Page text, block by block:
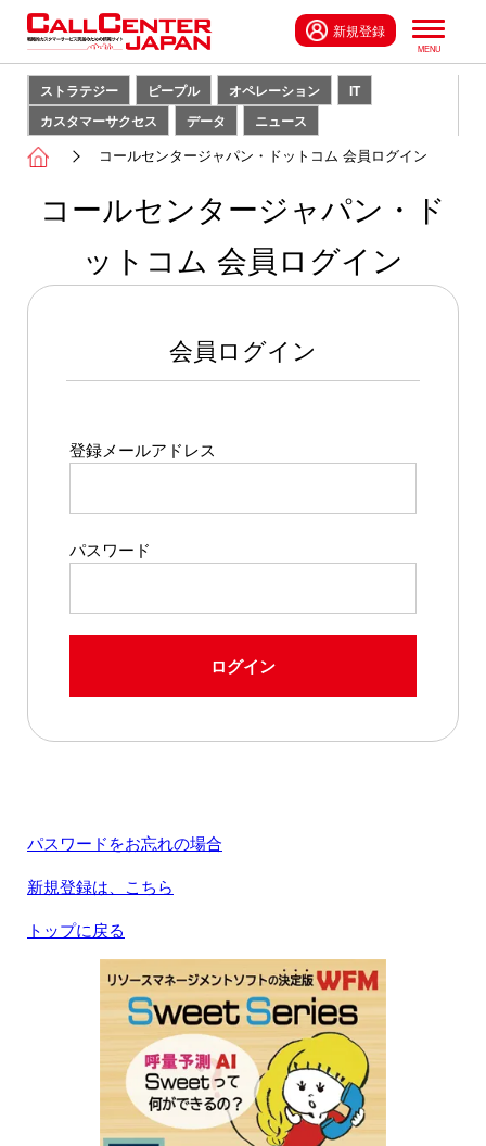
新規登録
ストラテジー ピープル オペレーション
IT
カスタマーサクセス
データ ニュース
コールセンタージャパン・ドットコム 会員ログイン
コールセンタージャパン・ド
ットコム 会員ログイン
会員ログイン
登録メールアドレス
パスワード
ログイン
パスワードをお忘れの場合
新規登録は、こちら
トップに戻る